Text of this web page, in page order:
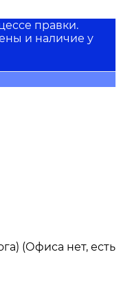
правки.
и наличие у
(Офиса нет, есть